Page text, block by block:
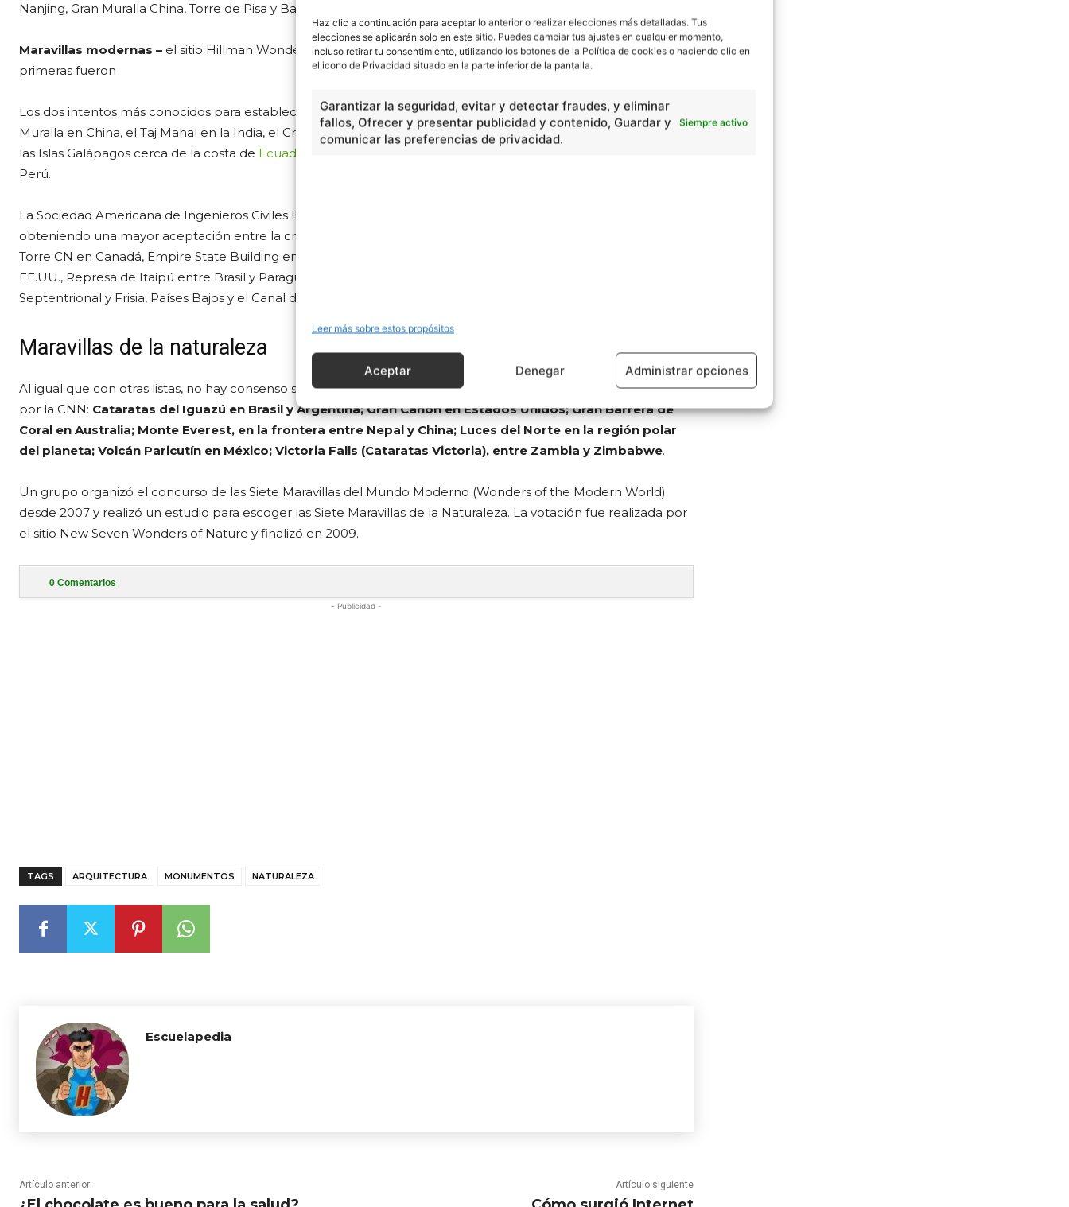
Haz clic a continuación para aceptar lo anterior o realizar elecciones más detalladas. Tus
elecciones se aplicarán solo en este sitio. Puedes cambiar tus ajustes en cualquier momento,
incluso retirar tu consentimiento, utilizando los botones de la Política de cookies o haciendo clic en
el icono de Privacidad situado en la parte inferior de la pantalla.
Garantizar la seguridad, evitar y detectar fraudes, y eliminar
fallos, Ofrecer y presentar publicidad y contenido, Guardar y
comunicar las preferencias de privacidad.
Siempre activo
Leer más sobre estos propósitos
Aceptar Denegar Administrar opciones
Nanjing, Gran Muralla China, Torre de Pisa y Basílica de Santa Sofía.
Maravillas modernas – el sitio Hillman Wonders elaboró una lista con las 100 maravillas del mundo. Las siete
primeras fueron
Los dos intentos más conocidos para establecer una lista de las «siete maravillas modernas» fueron la Gran
Muralla en China, el Taj Mahal en la India, el Cristo Redentor enBrasil
, la migración del Serengeti en Tanzania,
las Islas Galápagos cerca de la costa de Ecuador
Perú.
La Sociedad Americana de Ingenieros Civiles llegó a compilar una lista de las maravillas del mundo moderno
obteniendo una mayor aceptación entre la crítica especializada: Canal de la Mancha, entre Francia e Inglaterra,
Torre CN en Canadá, Empire State Building en Nueva York, EE.UU., Puente Golden Gate en San Francisco (CA),
EE.UU., Represa de Itaipú entre Brasil y Paraguay, Diques Afsluitdijk, vinculando el norte de Holanda
Septentrional y Frisia, Países Bajos y el Canal de Panamá en el Istmo de Panamá.
Maravillas de la naturaleza
Al igual que con otras listas, no hay consenso sobre las siete maravillas naturales. Una de las listas fue compilada
por la CNN: Cataratas del Iguazú en Brasil y Argentina; Gran Cañón en Estados Unidos; Gran Barrera de
Coral en Australia; Monte Everest, en la frontera entre Nepal y China; Luces del Norte en la región polar
del planeta; Volcán Paricutín en México; Victoria Falls (Cataratas Victoria), entre Zambia y Zimbabwe.
Un grupo organizó el concurso de las Siete Maravillas del Mundo Moderno (Wonders of the Modern World)
desde 2007 y realizó un estudio para escoger las Siete Maravillas de la Naturaleza. La votación fue realizada por
el sitio New Seven Wonders of Nature y finalizó en 2009.
0 Comentarios
- Publicidad -
TAGS ARQUITECTURA MONUMENTOS NATURALEZA
Escuelapedia
Artículo anterior Artículo siguiente